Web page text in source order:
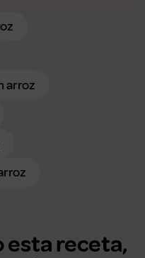
arroz
esta receta,